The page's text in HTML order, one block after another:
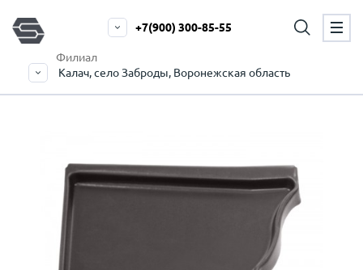
Филиал
Калач, село Заброды, Воронежская область
+7(900) 300-85-55